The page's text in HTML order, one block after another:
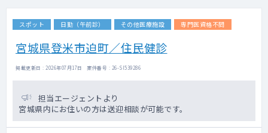
スポット 日勤（午前診） その他医療施設 専門医資格不問
宮城県登米市迫町／住民健診
掲載更新日 : 2026年07月17日 案件番号 : 26-SI539286
担当エージェントより
宮城県内にお住いの方は送迎相談が可能です。